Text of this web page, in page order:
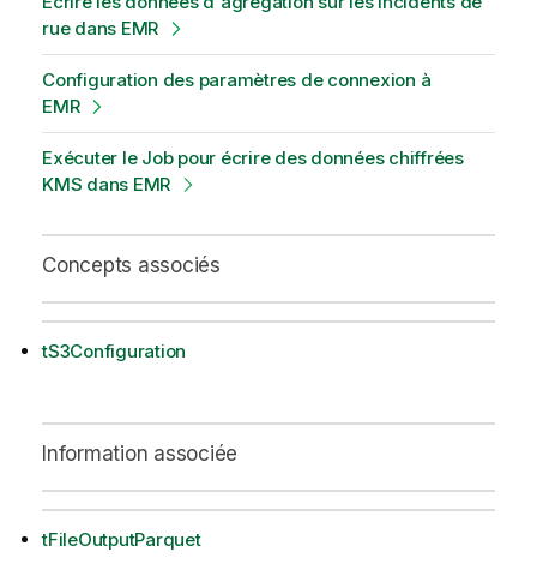
rue dans EMR
Configuration des paramètres de connexion à
EMR
Exécuter le Job pour écrire des données chiffrées
KMS dans EMR
Concepts associés
tS3Configuration
Information associée
tFileOutputParquet